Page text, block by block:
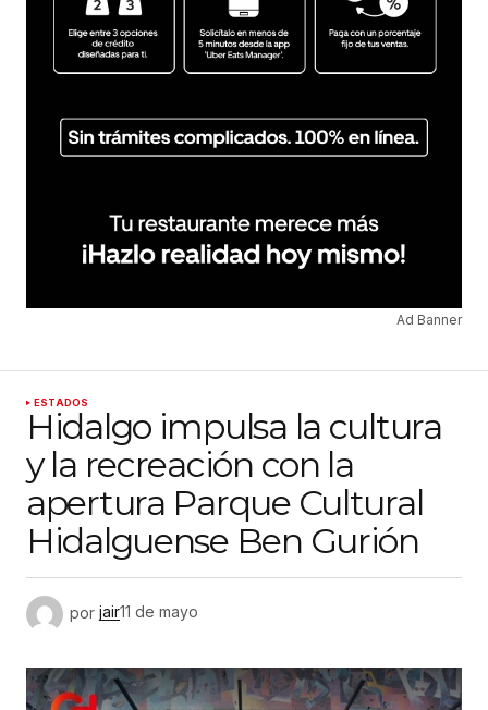
Ad Banner
ESTADOS
Hidalgo impulsa la cultura
y la recreación con la
apertura Parque Cultural
Hidalguense Ben Gurión
por jair11 de mayo